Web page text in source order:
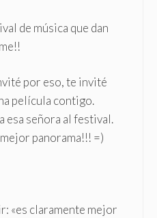
de música que dan
por eso, te invité
película contigo.
esa señora al festival.
panorama!!! =)
«es claramente mejor